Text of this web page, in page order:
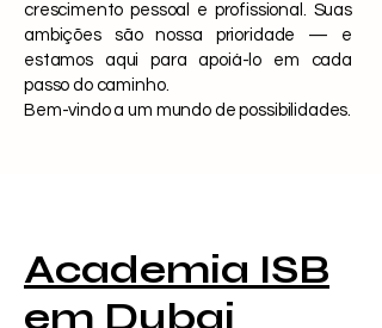
crescimento pessoal e profissional. Suas
ambições são nossa prioridade — e
estamos aqui para apoiá-lo em cada
passo do caminho.
Bem-vindo a um mundo de possibilidades.
Academia ISB
em Dubai